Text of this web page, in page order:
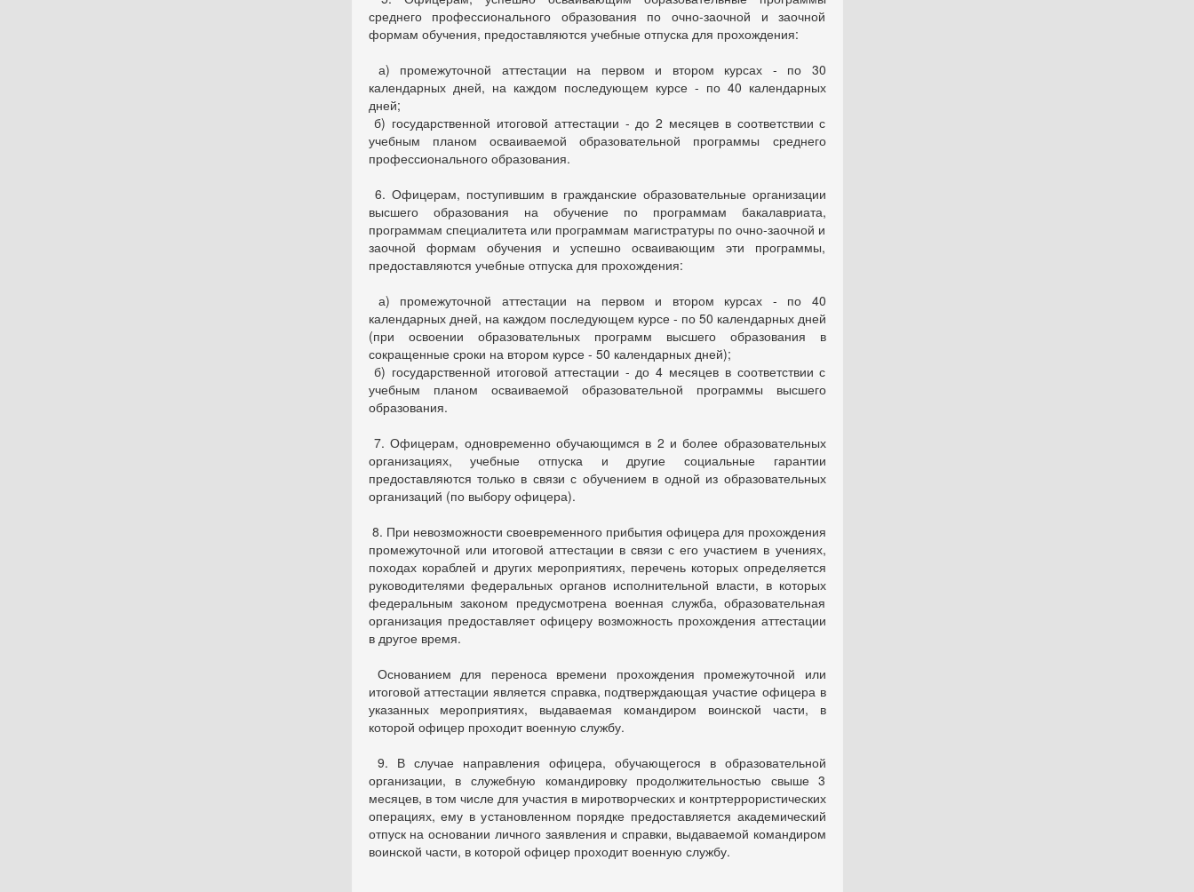
среднего профессионального образования по очно-заочной и заочной
формам обучения, предоставляются учебные отпуска для прохождения:
а) промежуточной аттестации на первом и втором курсах - по 30
календарных дней, на каждом последующем курсе - по 40 календарных
дней;
б) государственной итоговой аттестации - до 2 месяцев в соответствии с
учебным планом осваиваемой образовательной программы среднего
профессионального образования.
6. Офицерам, поступившим в гражданские образовательные организации
высшего образования на обучение по программам бакалавриата,
программам специалитета или программам магистратуры по очно-заочной и
заочной формам обучения и успешно осваивающим эти программы,
предоставляются учебные отпуска для прохождения:
а) промежуточной аттестации на первом и втором курсах - по 40
календарных дней, на каждом последующем курсе - по 50 календарных дней
(при освоении образовательных программ высшего образования в
сокращенные сроки на втором курсе - 50 календарных дней);
б) государственной итоговой аттестации - до 4 месяцев в соответствии с
учебным планом осваиваемой образовательной программы высшего
образования.
7. Офицерам, одновременно обучающимся в 2 и более образовательных
организациях, учебные отпуска и другие социальные гарантии
предоставляются только в связи с обучением в одной из образовательных
организаций (по выбору офицера).
8. При невозможности своевременного прибытия офицера для прохождения
промежуточной или итоговой аттестации в связи с его участием в учениях,
походах кораблей и других мероприятиях, перечень которых определяется
руководителями федеральных органов исполнительной власти, в которых
федеральным законом предусмотрена военная служба, образовательная
организация предоставляет офицеру возможность прохождения аттестации
в другое время.
Основанием для переноса времени прохождения промежуточной или
итоговой аттестации является справка, подтверждающая участие офицера в
указанных мероприятиях, выдаваемая командиром воинской части, в
которой офицер проходит военную службу.
9. В случае направления офицера, обучающегося в образовательной
организации, в служебную командировку продолжительностью свыше 3
месяцев, в том числе для участия в миротворческих и контртеррористических
операциях, ему в установленном порядке предоставляется академический
отпуск на основании личного заявления и справки, выдаваемой командиром
воинской части, в которой офицер проходит военную службу.